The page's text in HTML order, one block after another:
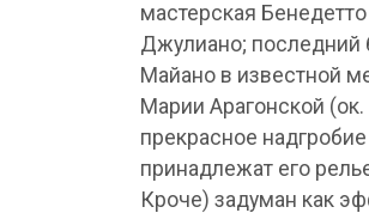
мастерская
Джулиано; последний
Майано в известной
Марии Арагонской
прекрасное
принадлежат его
Кроче) задуман как